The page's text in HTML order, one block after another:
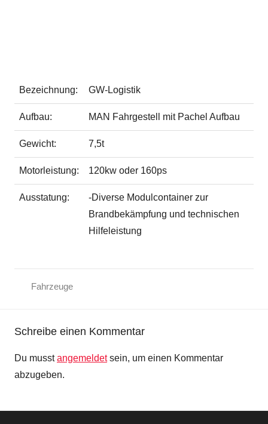
Bezeichnung: GW-Logistik
Aufbau: MAN Fahrgestell mit Pachel Aufbau
Gewicht: 7,5t
Motorleistung: 120kw oder 160ps
Ausstatung:
-Diverse Modulcontainer zur
Brandbekämpfung und technischen
Hilfeleistung
Fahrzeuge
Schreibe einen Kommentar
Du musstangemeldetsein, um einen Kommentar
abzugeben.